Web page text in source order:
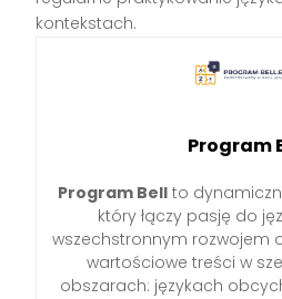
kontekstach.
Program
Program Bellto
który łączy pasję do
wszechstronnym rozwojem
wartościowe treści w
obszarach: językach